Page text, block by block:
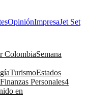
OpiniónImpresaJet Set
ColombiaSemana
TurismoEstados
Finanzas Personales4
en